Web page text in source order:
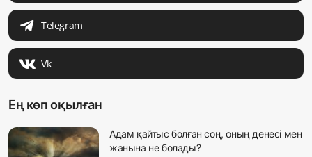
Telegram
Vk
Ең көп оқылған
Адам қайтыс болған соң, оның денесі мен
жанына не болады?